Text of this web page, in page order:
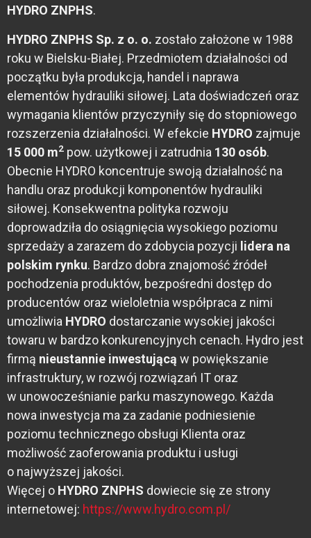
HYDRO ZNPHS.
HYDRO ZNPHS Sp. z o. o. zostało założone w 1988
roku w Bielsku-Białej. Przedmiotem działalności od
początku była produkcja, handel i naprawa
elementów hydrauliki siłowej. Lata doświadczeń oraz
wymagania klientów przyczyniły się do stopniowego
rozszerzenia działalności. W efekcie HYDRO zajmuje
15 000 m2 pow. użytkowej i zatrudnia 130 osób.
Obecnie HYDRO koncentruje swoją działalność na
handlu oraz produkcji komponentów hydrauliki
siłowej. Konsekwentna polityka rozwoju
doprowadziła do osiągnięcia wysokiego poziomu
sprzedaży a zarazem do zdobycia pozycji lidera na
polskim rynku. Bardzo dobra znajomość źródeł
pochodzenia produktów, bezpośredni dostęp do
producentów oraz wieloletnia współpraca z nimi
umożliwia HYDRO dostarczanie wysokiej jakości
towaru w bardzo konkurencyjnych cenach. Hydro jest
firmą nieustannie inwestującą w powiększanie
infrastruktury, w rozwój rozwiązań IT oraz
w unowocześnianie parku maszynowego. Każda
nowa inwestycja ma za zadanie podniesienie
poziomu technicznego obsługi Klienta oraz
możliwość zaoferowania produktu i usługi
o najwyższej jakości.
Więcej o HYDRO ZNPHS dowiecie się ze strony
internetowej: https://www.hydro.com.pl/